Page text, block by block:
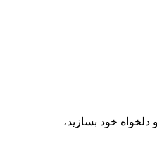
خود بسازید،